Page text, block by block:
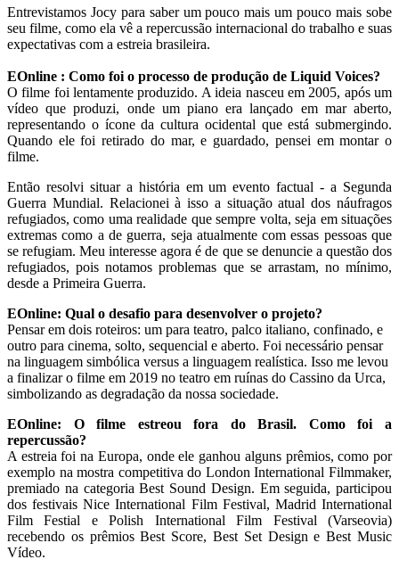
Entrevistamos Jocy para saber um pouco mais um pouco mais sobe
seu filme, como ela vê a repercussão internacional do trabalho e suas
expectativas com a estreia brasileira.
EOnline : Como foi o processo de produção de Liquid Voices?
O filme foi lentamente produzido. A ideia nasceu em 2005, após um
vídeo que produzi, onde um piano era lançado em mar aberto,
representando o ícone da cultura ocidental que está submergindo.
Quando ele foi retirado do mar, e guardado, pensei em montar o
filme.
Então resolvi situar a história em um evento factual - a Segunda
Guerra Mundial. Relacionei à isso a situação atual dos náufragos
refugiados, como uma realidade que sempre volta, seja em situações
extremas como a de guerra, seja atualmente com essas pessoas que
se refugiam. Meu interesse agora é de que se denuncie a questão dos
refugiados, pois notamos problemas que se arrastam, no mínimo,
desde a Primeira Guerra.
EOnline: Qual o desafio para desenvolver o projeto?
Pensar em dois roteiros: um para teatro, palco italiano, confinado, e
outro para cinema, solto, sequencial e aberto. Foi necessário pensar
na linguagem simbólica versus a linguagem realística. Isso me levou
a finalizar o filme em 2019 no teatro em ruínas do Cassino da Urca,
simbolizando as degradação da nossa sociedade.
EOnline: O filme estreou fora do Brasil. Como foi a
repercussão?
A estreia foi na Europa, onde ele ganhou alguns prêmios, como por
exemplo na mostra competitiva do London International Filmmaker,
premiado na categoria Best Sound Design. Em seguida, participou
dos festivais Nice International Film Festival, Madrid International
Film Festial e Polish International Film Festival (Varseovia)
recebendo os prêmios Best Score, Best Set Design e Best Music
Vídeo.